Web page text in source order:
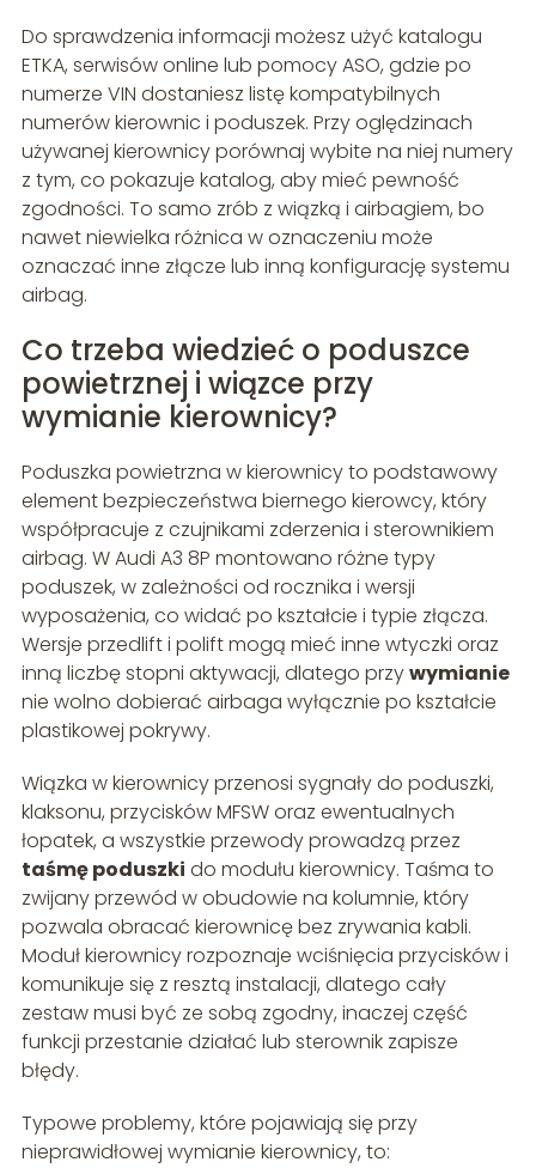
Do sprawdzenia informacji możesz użyć katalogu
ETKA, serwisów online lub pomocy ASO, gdzie po
numerze VIN dostaniesz listę kompatybilnych
numerów kierownic i poduszek. Przy oględzinach
używanej kierownicy porównaj wybite na niej numery
z tym, co pokazuje katalog, aby mieć pewność
zgodności. To samo zrób z wiązką i airbagiem, bo
nawet niewielka różnica w oznaczeniu może
oznaczać inne złącze lub inną konfigurację systemu
airbag.
Co trzeba wiedzieć o poduszce
powietrznej i wiązce przy
wymianie kierownicy?
Poduszka powietrzna w kierownicy to podstawowy
element bezpieczeństwa biernego kierowcy, który
współpracuje z czujnikami zderzenia i sterownikiem
airbag. W Audi A3 8P montowano różne typy
poduszek, w zależności od rocznika i wersji
wyposażenia, co widać po kształcie i typie złącza.
Wersje przedlift i polift mogą mieć inne wtyczki oraz
inną liczbę stopni aktywacji, dlatego przywymianie
nie wolno dobierać airbaga wyłącznie po kształcie
plastikowej pokrywy.
Wiązka w kierownicy przenosi sygnały do poduszki,
klaksonu, przycisków MFSW oraz ewentualnych
łopatek, a wszystkie przewody prowadzą przez
taśmę poduszki do modułu kierownicy. Taśma to
zwijany przewód w obudowie na kolumnie, który
pozwala obracać kierownicę bez zrywania kabli.
Moduł kierownicy rozpoznaje wciśnięcia przycisków i
komunikuje się z resztą instalacji, dlatego cały
zestaw musi być ze sobą zgodny, inaczej część
funkcji przestanie działać lub sterownik zapisze
błędy.
Typowe problemy, które pojawiają się przy
nieprawidłowej wymianie kierownicy, to: